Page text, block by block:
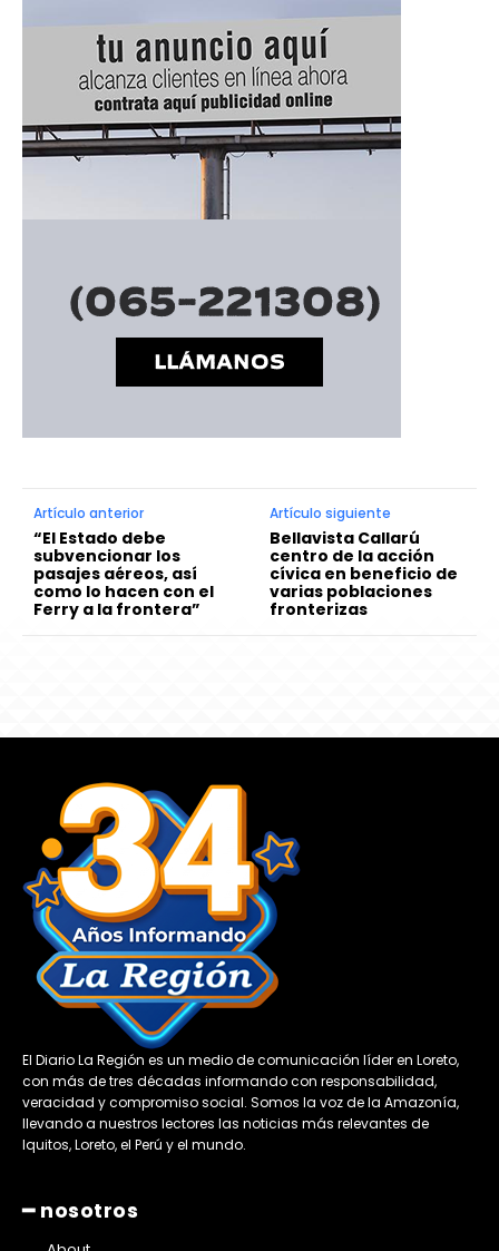
Artículo anterior
“El Estado debe
subvencionar los
pasajes aéreos, así
como lo hacen con el
Ferry a la frontera”
Artículo siguiente
Bellavista Callarú
centro de la acción
cívica en beneficio de
varias poblaciones
fronterizas
El Diario La Región es un medio de comunicación líder en Loreto,
con más de tres décadas informando con responsabilidad,
veracidad y compromiso social. Somos la voz de la Amazonía,
llevando a nuestros lectores las noticias más relevantes de
Iquitos, Loreto, el Perú y el mundo.
━ nosotros